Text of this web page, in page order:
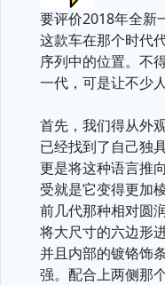
要评价2018年全新
这款车在那个时代
序列中的位置。不
一代，可是让不少
首先，我们得从外
已经找到了自己独
更是将这种语言推
受就是它变得更加
前几代那种相对圆
将大尺寸的六边形
并且内部的镀铬饰
强。配合上两侧那